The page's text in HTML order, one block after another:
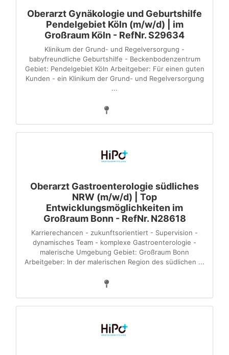
Oberarzt Gynäkologie und Geburtshilfe
Pendelgebiet Köln (m/w/d) | im
Großraum Köln - RefNr. S29634
Klinikum der Grund- und Regelversorgung -
babyfreundliche Geburtshilfe - Beckenbodenzentrum
Gebiet: Pendelgebiet Köln Arbeitgeber: Für einen guten
Kunden - ein Klinikum der Grund- und Regelversorgung
...
Oberarzt Gastroenterologie südliches
NRW (m/w/d) | Top
Entwicklungsmöglichkeiten im
Großraum Bonn - RefNr. N28618
Karrierechancen - zukunftsorientiert - Supervision -
dynamisches Team - komplexe Gastroenterologie -
malerische Umgebung Gebiet: Großraum Bonn
Arbeitgeber: In der malerischen Region des südlichen ...